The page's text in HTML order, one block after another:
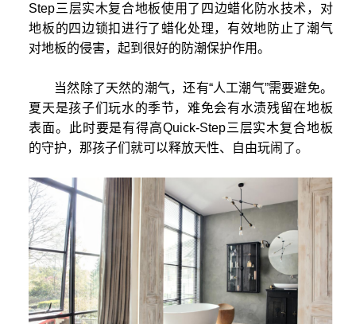
Step三层实木复合地板使用了四边蜡化防水技术，对
地板的四边锁扣进行了蜡化处理，有效地防止了潮气
对地板的侵害，起到很好的防潮保护作用。
当然除了天然的潮气，还有“人工潮气”需要避免。
夏天是孩子们玩水的季节，难免会有水渍残留在地板
表面。此时要是有得高Quick-Step三层实木复合地板
的守护，那孩子们就可以释放天性、自由玩闹了。